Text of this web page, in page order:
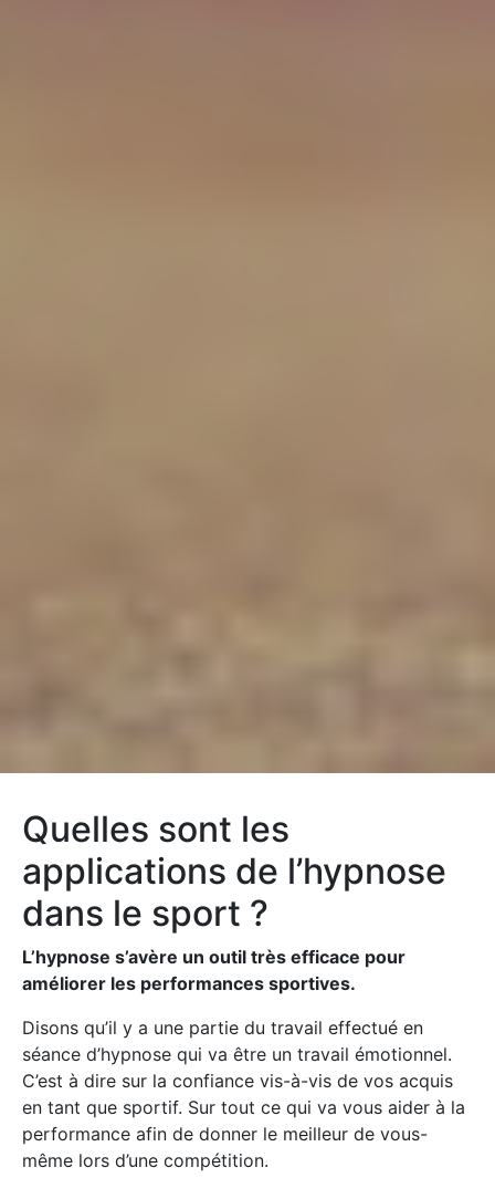
Quelles sont les
applications de l’hypnose
dans le sport ?
L’hypnose s’avère un outil très efficace pour
améliorer les performances sportives.
Disons qu’il y a une partie du travail effectué en
séance d’hypnose qui va être un travail émotionnel.
C’est à dire sur la confiance vis-à-vis de vos acquis
en tant que sportif. Sur tout ce qui va vous aider à la
performance afin de donner le meilleur de vous-
même lors d’une compétition.